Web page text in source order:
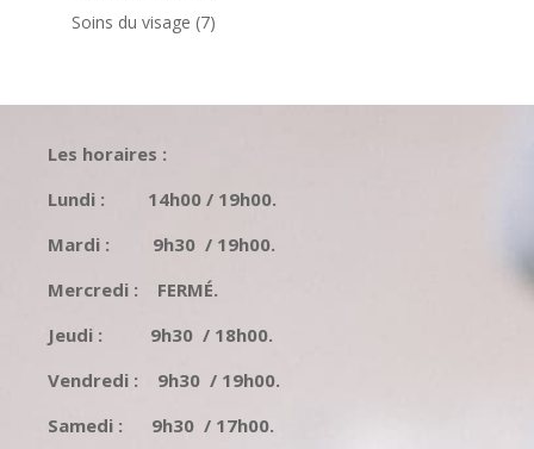
produits
Soins du visage 77
Les horaires :
Lundi : 14h00 / 19h00.
Mardi : 9h30 / 19h00.
Mercredi : FERMÉ.
Jeudi : 9h30 / 18h00.
Vendredi : 9h30 / 19h00.
Samedi : 9h30 / 17h00.